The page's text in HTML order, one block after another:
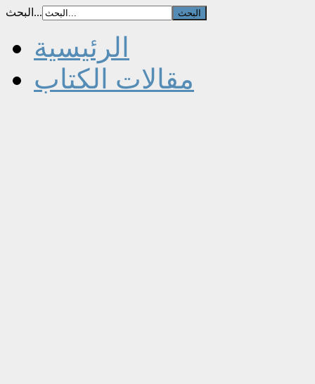
البحث...
الرئيسية
مقالات الكتاب